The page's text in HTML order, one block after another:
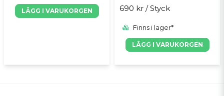
LÄGG I VARUKORGEN
690 kr / Styck
Finns i lager*
LÄGG I VARUKORGEN